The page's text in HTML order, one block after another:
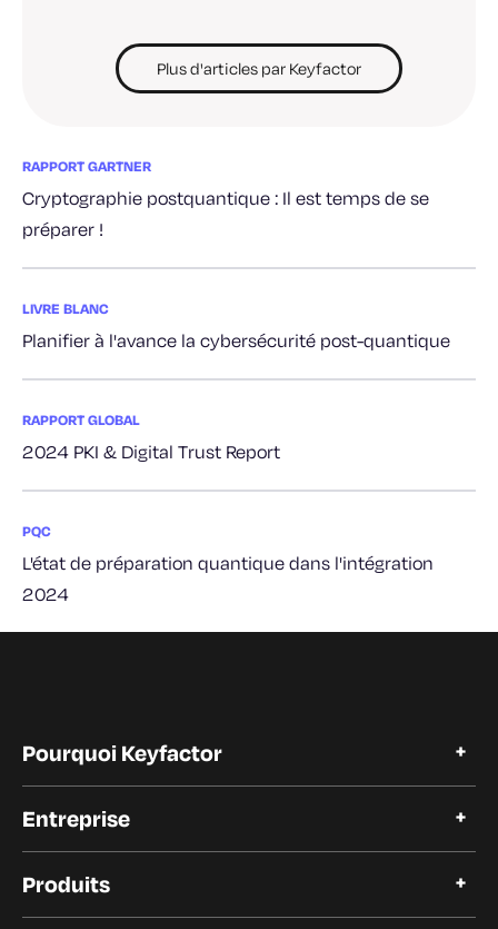
Plus d'articles par Keyfactor
RAPPORT GARTNER
Cryptographie postquantique : Il est temps de se
préparer !
LIVRE BLANC
Planifier à l'avance la cybersécurité post-quantique
RAPPORT GLOBAL
2024 PKI & Digital Trust Report
PQC
L'état de préparation quantique dans l'intégration
2024
Pourquoi Keyfactor
Témoignages de clients
Entreprise
Carrières
Produits